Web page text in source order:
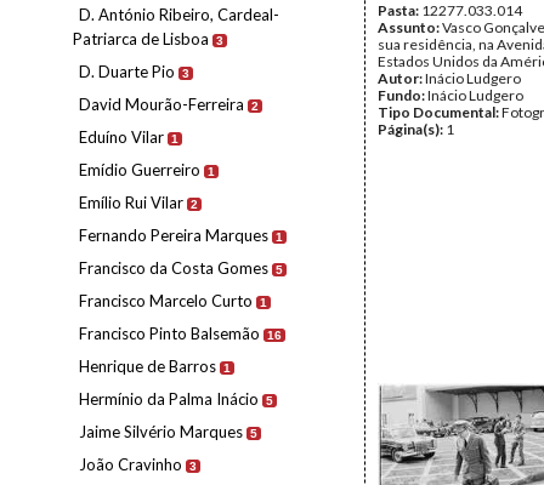
D. António Ribeiro, Cardeal-
Patriarca de Lisboa
3
D. Duarte Pio 3
David Mourão-Ferreira 2
Eduíno Vilar 1
Emídio Guerreiro 1
Emílio Rui Vilar 2
Fernando Pereira Marques 1
Francisco da Costa Gomes 5
Francisco Marcelo Curto 1
Francisco Pinto Balsemão 16
Henrique de Barros 1
Hermínio da Palma Inácio 5
Jaime Silvério Marques 5
João Cravinho 3
Pasta: 12277.033.014
Assunto:Vasco
sua residência, na
Estados Unidos da
Autor:Inácio Ludgero
Fundo:Inácio Ludgero
Tipo Documental:
Página(s): 1